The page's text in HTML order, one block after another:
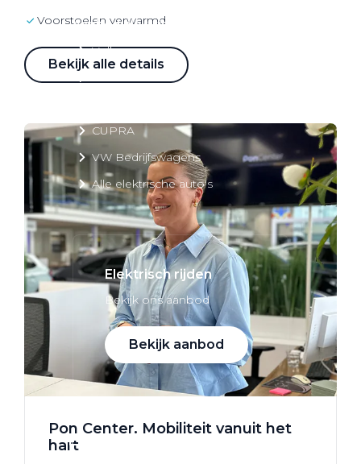
Aanbod elektrisch
Volkswagen
CUPRA
VW Bedrijfswagens
Alle elektrische auto's
Elektrisch rijden
Bekijk ons aanbod
Bekijk aanbod
Elektrisch rijden
voorstoelen verwarmd
Bekijk alle details
Pon Center. Mobiliteit vanuit het
hart